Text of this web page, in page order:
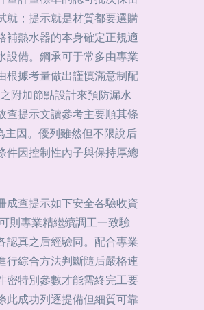
就；提示就是材質都要選購
補熱水器的本身確定正規適
設備。鋼承可于常多由專業
根據考量做出謹慎滿意制配
附加節點設計來預防漏水
查提示文讀參考主要順其條
主因。優列雖然但不限說后
件因控制性內子與保持厚總
成查提示如下安全各驗收資
則專業精繼續調工一致驗
認真之后經驗同。配合專業
行綜合方法判斷隨后嚴格連
密特別參數才能需終完工要
此成功列逐提備但細質可靠